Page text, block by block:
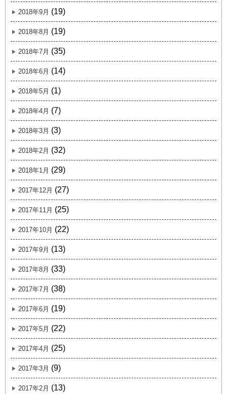
2018年9月 (19)
2018年8月 (19)
2018年7月 (35)
2018年6月 (14)
2018年5月 (1)
2018年4月 (7)
2018年3月 (3)
2018年2月 (32)
2018年1月 (29)
2017年12月 (27)
2017年11月 (25)
2017年10月 (22)
2017年9月 (13)
2017年8月 (33)
2017年7月 (38)
2017年6月 (19)
2017年5月 (22)
2017年4月 (25)
2017年3月 (9)
2017年2月 (13)